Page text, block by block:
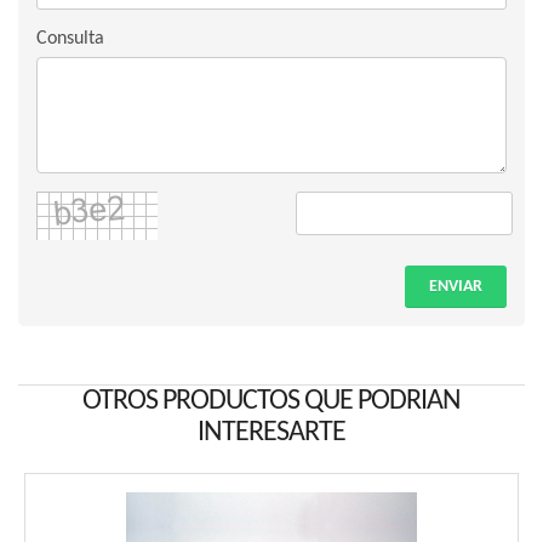
Consulta
ENVIAR
OTROS PRODUCTOS QUE PODRIAN
INTERESARTE